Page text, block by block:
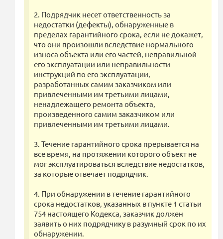
2. Подрядчик несет ответственность за
недостатки (дефекты), обнаруженные в
пределах гарантийного срока, если не докажет,
что они произошли вследствие нормального
износа объекта или его частей, неправильной
его эксплуатации или неправильности
инструкций по его эксплуатации,
разработанных самим заказчиком или
привлеченными им третьими лицами,
ненадлежащего ремонта объекта,
произведенного самим заказчиком или
привлеченными им третьими лицами.
3. Течение гарантийного срока прерывается на
все время, на протяжении которого объект не
мог эксплуатироваться вследствие недостатков,
за которые отвечает подрядчик.
4. При обнаружении в течение гарантийного
срока недостатков, указанных в пункте 1 статьи
754 настоящего Кодекса, заказчик должен
заявить о них подрядчику в разумный срок по их
обнаружении.